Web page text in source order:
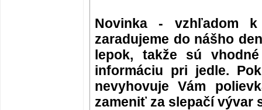
Novinka - vzhľadom k
zaradujeme do nášho
lepok, takže sú
informáciu pri jedle.
nevyhovuje Vám
zameniť za slepačí vývar